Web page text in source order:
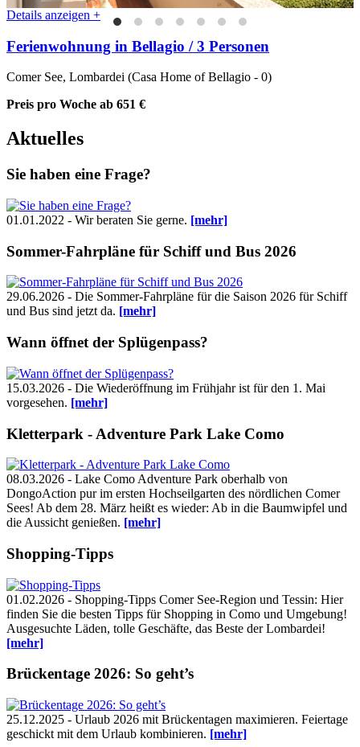
Details anzeigen +
Ferienwohnung in Bellagio / 3 Personen
Comer See, Lombardei (Casa Home of Bellagio - 0)
Preis pro Woche ab 651 €
Aktuelles
Sie haben eine Frage?
01.01.2022 - Wir beraten Sie gerne. [mehr]
Sommer-Fahrpläne für Schiff und Bus 2026
29.06.2026 - Die Sommer-Fahrpläne für die Saison 2026 für Schiff
und Bus sind jetzt da. [mehr]
Wann öffnet der Splügenpass?
15.03.2026 - Die Wiederöffnung im Frühjahr ist für den 1. Mai
vorgesehen. [mehr]
Kletterpark - Adventure Park Lake Como
08.03.2026 - Lake Como Adventure Park oberhalb von
DongoAction pur im ersten Hochseilgarten des nördlichen Comer
Sees! Ab dem 28. März heißt es wieder: Ab in die Baumwipfel und
die Aussicht genießen. [mehr]
Shopping-Tipps
01.02.2026 - Shopping-Tipps Comer See-Region und Tessin: Hier
finden Sie die besten Tipps für Shopping in Como und Umgebung!
Ausgesuchte Läden, tolle Geschäfte, das Beste der Lombardei!
[mehr]
Brückentage 2026: So geht’s
25.12.2025 - Urlaub 2026 mit Brückentagen maximieren. Feiertage
geschickt mit dem Urlaub kombinieren. [mehr]